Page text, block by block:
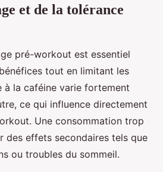
et de la tolérance
pré-workout est essentiel
tout en limitant les
à la caféine varie fortement
ce qui influence directement
Une consommation trop
des effets secondaires tels que
ou troubles du sommeil.